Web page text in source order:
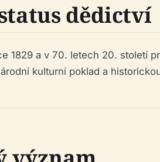
dědictví
1829 a v 70. letech 20. století
kulturní poklad a